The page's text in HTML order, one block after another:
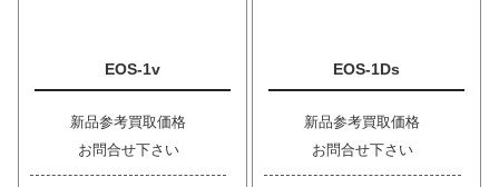
EOS-1v
新品参考買取価格
お問合せ下さい
EOS-1Ds
新品参考買取価格
お問合せ下さい